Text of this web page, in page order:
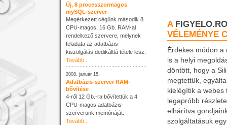
Új, 8 processzormagos
mySQL-szerver
Megérkezett cégünk második 8
CPU-magos, 16 Gb. RAM-al
rendelkező szervere, melynek
feladata az adatbázis-
kiszolgálás dedikálttá tétele lesz.
Tovább...
2008. január 15.
Adatbázis-szerver RAM-
bővítése
4-ről 12 Gb.-ra bővítettük a 4
CPU-magos adatbázis-
szerverünk memóriáját.
Tovább...
A FIGYELO.RO
VÉLEMÉNYE
Érdekes módon a
is a helyi
döntött, hogy a
megtettük,
kielégítik a webes
legapróbb
elhárítva
szolgáltatásuk